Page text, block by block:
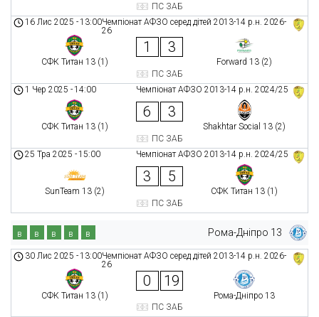
ПС ЗАБ
Чемпіонат АФЗО серед дітей 2013-14 р.н. 2026-
26
16 Лис 2025 -13:00
СФК Титан 13 (1)
1 3
Forward 13 (2)
ПС ЗАБ
Чемпіонат АФЗО 2013-14 р.н. 2024/25
1 Чер 2025 -14:00
СФК Титан 13 (1)
6 3
Shakhtar Social 13 (2)
ПС ЗАБ
Чемпіонат АФЗО 2013-14 р.н. 2024/25
25 Тра 2025 -15:00
SunTeam 13 (2)
3 5
СФК Титан 13 (1)
ПС ЗАБ
Рома-Дніпро 13
в в в в в
Чемпіонат АФЗО серед дітей 2013-14 р.н. 2026-
26
30 Лис 2025 -13:00
СФК Титан 13 (1)
0 19
Рома-Дніпро 13
ПС ЗАБ